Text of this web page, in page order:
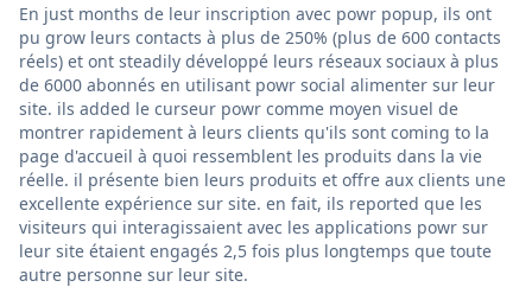
En just months de leur inscription avec powr popup, ils ont
pu grow leurs contacts à plus de 250% (plus de 600 contacts
réels) et ont steadily développé leurs réseaux sociaux à plus
de 6000 abonnés en utilisant powr social alimenter sur leur
site. ils added le curseur powr comme moyen visuel de
montrer rapidement à leurs clients qu'ils sont coming to la
page d'accueil à quoi ressemblent les produits dans la vie
réelle. il présente bien leurs produits et offre aux clients une
excellente expérience sur site. en fait, ils reported que les
visiteurs qui interagissaient avec les applications powr sur
leur site étaient engagés 2,5 fois plus longtemps que toute
autre personne sur leur site.